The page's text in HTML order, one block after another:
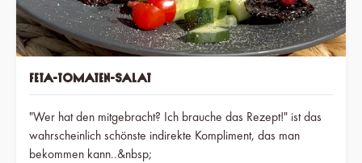
Feta-Tomaten-Salat
"Wer hat den mitgebracht? Ich brauche das Rezept!" ist das
wahrscheinlich schönste indirekte Kompliment, das man
bekommen kann..&nbsp;